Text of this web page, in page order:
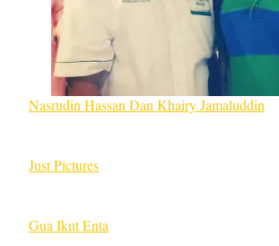
Nasrudin Hassan Dan Khairy Jamaluddin
Just Pictures
Gua Ikut Enta